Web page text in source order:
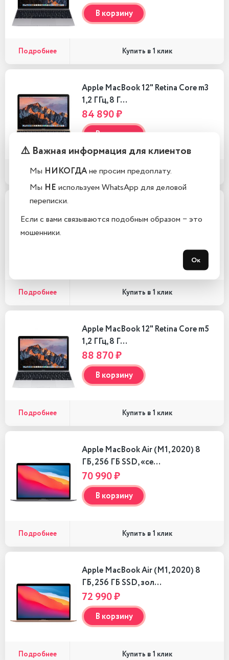
В корзину
Подробнее Купить в 1 клик
Apple MacBook 12" Retina Core m3
1,2 ГГц, 8 Г…
84 890 ₽
В корзину
Подробнее Купить в 1 клик
1,2 ГГц, 8 Г…
Подробнее Купить в 1 клик
Apple MacBook 12" Retina Core m5
1,2 ГГц, 8 Г…
88 870 ₽
В корзину
Подробнее Купить в 1 клик
Apple MacBook Air (M1, 2020) 8
ГБ, 256 ГБ SSD, «се…
70 990 ₽
В корзину
Подробнее Купить в 1 клик
Apple MacBook Air (M1, 2020) 8
ГБ, 256 ГБ SSD, зол…
72 990 ₽
В корзину
Подробнее Купить в 1 клик
⚠️ Важная информация для клиентов
Мы НИКОГДАне просим предоплату.
Мы НЕ используем WhatsApp для деловой
переписки.
Если с вами связываются подобным образом − это
мошенники.
Ок